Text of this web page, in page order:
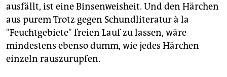
ausfällt, ist eine Binsenweisheit. Und den Härchen
aus purem Trotz gegen Schundliteratur à la
"Feuchtgebiete" freien Lauf zu lassen, wäre
mindestens ebenso dumm, wie jedes Härchen
einzeln rauszurupfen.